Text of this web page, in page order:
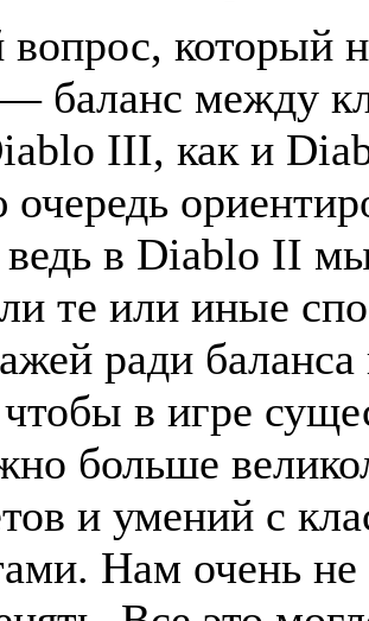
вопрос, который
баланс между
III, как и
в Diablo II
те или иные
ради
в игре
больше
и умений с
Нам очень не